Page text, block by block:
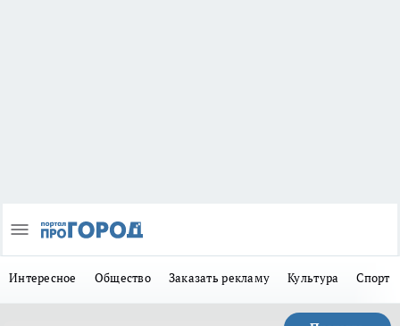
Интересное Общество Заказать рекламу Культура Спорт